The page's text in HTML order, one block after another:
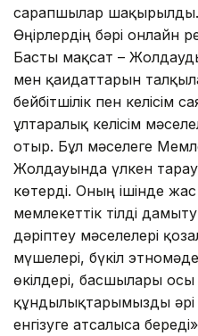
сарапшылар
Өңірлердің бәрі
Басты мақсат –
мен қағидаттарын
бейбітшілік пен келісім
ұлтаралық келісім
отыр. Бұл мәселеге
Жолдауында үлкен
көтерді. Оның ішінде
мемлекеттік тілді
дәріптеу мәселелері
мүшелері, бүкіл
өкілдері, басшылары
құндылықтарымызды әрі
енгізуге атсалыса